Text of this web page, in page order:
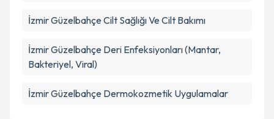
İzmir Güzelbahçe Cilt Sağlığı Ve Cilt Bakımı
İzmir Güzelbahçe Deri Enfeksiyonları (Mantar,
Bakteriyel, Viral)
İzmir Güzelbahçe Dermokozmetik Uygulamalar